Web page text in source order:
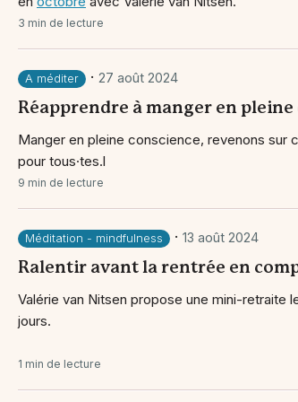
3 min de lecture
A méditer · 27 août 2024
Réapprendre à manger en pleine
Manger en pleine conscience, revenons sur
pour tous·tes.l
9 min de lecture
Méditation - mindfulness · 13 août 2024
Ralentir avant la rentrée en
Valérie van Nitsen propose une mini-
jours.
1 min de lecture